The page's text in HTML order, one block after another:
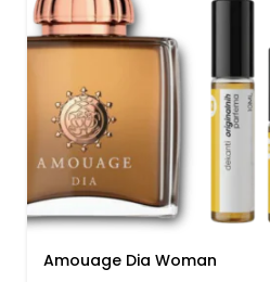
Amouage Dia Woman